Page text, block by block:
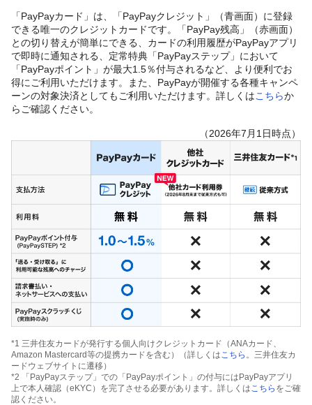
「PayPayカード」は、「PayPayクレジット」（青画面）に登録
できる唯一のクレジットカードです。「PayPay残高」（赤画面）
との切り替えが簡単にできる、カードの利用履歴がPayPayアプリ
で即時に通知される、定常特典「PayPayステップ」において
「PayPayポイント」が最大1.5％付与されるなど、より便利でお
得にご利用いただけます。また、PayPayが開催する各種キャンペ
ーンの対象決済としてもご利用いただけます。詳しくはこちらか
らご確認ください。
（2026年7月1日時点）
*1 三井住友カードが発行する個人向けクレジットカード（ANAカード、
Amazon Mastercard等の提携カードを含む）（詳しくはこちら 。三井住友カ
ードウェブサイトに遷移）
*2 「PayPayステップ」での「PayPayポイント」の付与にはPayPayアプリ
上で本人確認（eKYC）を完了させる必要があります。詳しくはこちら をご確
認ください。